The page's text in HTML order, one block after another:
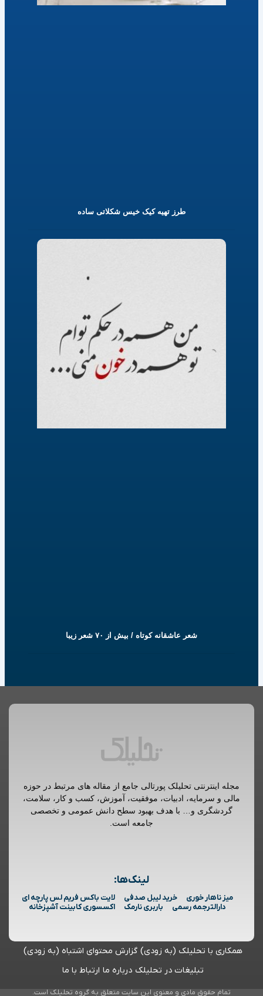
طرز تهیه کیک خیس شکلاتی ساده
شعر عاشقانه کوتاه / بیش از ۷۰ شعر زیبا
مجله اینترنتی تحلیلک پورتالی جامع از مقاله های مرتبط در حوزه
مالی و سرمایه، ادبیات، موفقیت، آموزش، کسب و کار، سلامت،
گردشگری و… با هدف بهبود سطح دانش عمومی و تخصصی
جامعه است.
لینک‌ها:
میز ناهار خوری خرید لیبل صدفی
لایت باکس فریم لس پارچه ای
دارالترجمه رسمی
باربری نارمک اکسسوری کابینت آشپزخانه
همکاری با تحلیلک (به زودی) گزارش محتوای اشتباه (به زودی)
تبلیغات در تحلیلک درباره ما ارتباط با ما
تمام حقوق مادی و معنوی این سایت متعلق به گروه تحلیلک است.